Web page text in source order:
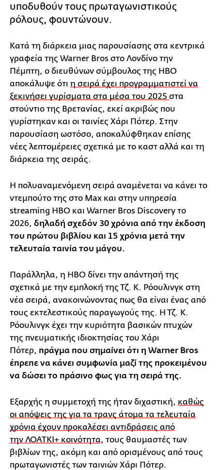
υποδυθούν τους πρωταγωνιστικούς
ρόλους, φουντώνουν.
Κατά τη διάρκεια μιας παρουσίασης στα κεντρικά
γραφεία της Warner Bros στο Λονδίνο την
Πέμπτη, ο διευθύνων σύμβουλος της HBO
αποκάλυψε ότι η σειρά έχει προγραμματιστεί να
ξεκινήσει γυρίσματα στα μέσα του 2025 στα
στούντιο της Βρετανίας, εκεί ακριβώς που
γυρίστηκαν και οι ταινίες Χάρι Πότερ. Στην
παρουσίαση ωστόσο, αποκαλύφθηκαν επίσης
νέες λεπτομέρειες σχετικά με το καστ αλλά και τη
διάρκεια της σειράς.
Η πολυαναμενόμενη σειρά αναμένεται να κάνει το
ντεμπούτο της στο Max και στην υπηρεσία
streaming HBO και Warner Bros Discovery το
2026, δηλαδή σχεδόν 30 χρόνια από την έκδοση
του πρώτου βιβλίου και 15 χρόνια μετά την
τελευταία ταινία του μάγου.
Παράλληλα, η HBO δίνει την απάντησή της
σχετικά με την εμπλοκή της Τζ. Κ. Ρόουλινγκ στη
νέα σειρά, ανακοινώνοντας πως θα είναι ένας από
τους εκτελεστικούς παραγωγούς της. Η Τζ. Κ.
Ρόουλινγκ έχει την κυριότητα βασικών πτυχών
της πνευματικής ιδιοκτησίας του Χάρι
Πότερ, πράγμα που σημαίνει ότι η Warner Bros
έπρεπε να κάνει συμφωνία μαζί της προκειμένου
να δώσει το πράσινο φως για τη σειρά της.
Εξαρχής η συμμετοχή της ήταν διχαστική, καθώς
οι απόψεις της για τα τρανς άτομα τα τελευταία
χρόνια έχουν προκαλέσει αντιδράσεις από
την ΛΟΑΤΚΙ+ κοινότητα, τους θαυμαστές των
βιβλίων της, ακόμη και από ορισμένους από τους
πρωταγωνιστές των ταινιών Χάρι Πότερ.